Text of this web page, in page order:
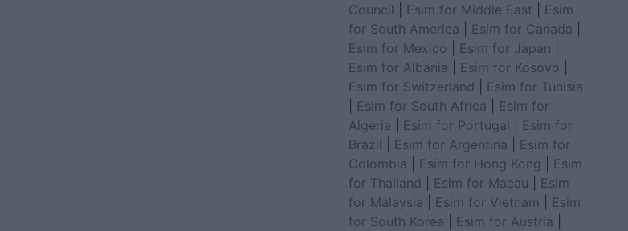
Council
Esim for Middle East
Esim
for South America
Esim for Canada
Esim for Mexico
Esim for Japan
Esim for Albania
Esim for Kosovo
Esim for Switzerland
Esim for Tunisia
Esim for South Africa
Esim for
Algeria
Esim for Portugal
Esim for
Brazil
Esim for Argentina
Esim for
Colombia
Esim for Hong Kong
Esim
for Thailand
Esim for Macau
Esim
for Malaysia
Esim for Vietnam
Esim
for South Korea
Esim for Austria